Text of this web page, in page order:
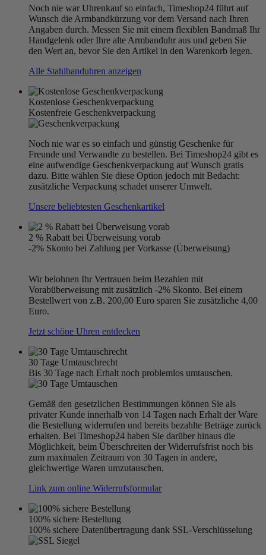
Noch nie war Uhrenkauf so einfach, Timeshop24 führt auf
Wunsch die Armbandkürzung vor dem Versand nach Ihren
Angaben durch. Messen Sie mit einem flexiblen Bandmaß Ihr
Handgelenk oder Ihre alte Armbanduhr aus und geben Sie
den Wert an, bevor Sie den Artikel in den Warenkorb legen.
Alle Stahlbanduhren anzeigen
Kostenlose Geschenkverpackung
Kostenfreie Geschenkverpackung
Noch nie war es so einfach und günstig Geschenke für
Freunde und Verwandte zu bestellen. Bei Timeshop24 gibt es
eine aufwendige Geschenkverpackung auf Wunsch gratis
dazu. Bitte wählen Sie diese Option jedoch mit Bedacht:
zusätzliche Verpackung schadet unserer Umwelt.
Unsere beliebtesten Geschenkartikel
2 % Rabatt bei Überweisung vorab
-2% Skonto bei Zahlung per Vorkasse (Überweisung)
Wir belohnen Ihr Vertrauen beim Bezahlen mit
Vorabüberweisung mit zusätzlich -2% Skonto. Bei einem
Bestellwert von z.B. 200,00 Euro sparen Sie zusätzliche 4,00
Euro.
Jetzt schöne Uhren entdecken
30 Tage Umtauschrecht
Bis 30 Tage nach Erhalt noch problemlos umtauschen.
Gemäß den gesetzlichen Bestimmungen können Sie als
privater Kunde innerhalb von 14 Tagen nach Erhalt der Ware
die Bestellung widerrufen und bereits bezahlte Beträge zurück
erhalten. Bei Timeshop24 haben Sie darüber hinaus die
Möglichkeit, beim Überschreiten der Widerrufsfrist noch bis
zum maximalen Zeitraum von 30 Tagen in andere,
gleichwertige Waren umzutauschen.
Link zum online Widerrufsformular
100% sichere Bestellung
100% sichere Datenübertragung dank SSL-Verschlüsselung